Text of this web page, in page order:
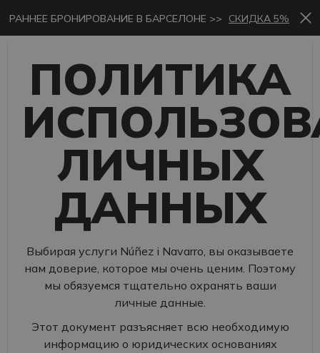
РАННЕЕ БРОНИРОВАНИЕ В БАРСЕЛОНЕ >> СКИДКА 5%
ПОЛИТИКА
ЛИЧНЫХ
ДАННЫХ
Выбирая услуги Núñez i Navarro, вы оказываете
нам доверие, которое мы очень ценим. Поэтому
мы обязуемся тщательно охранять ваши
личные данные.
Этот документ разъясняет всю необходимую
информацию о юридических основаниях